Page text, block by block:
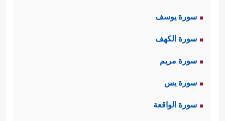
سورة يوسف
سورة الكهف
سورة مريم
سورة يس
سورة الواقعة